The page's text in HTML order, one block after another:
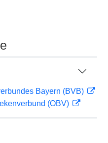
Bayern (BVB)
(OBV)